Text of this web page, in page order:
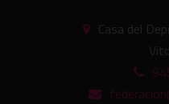
Casa del